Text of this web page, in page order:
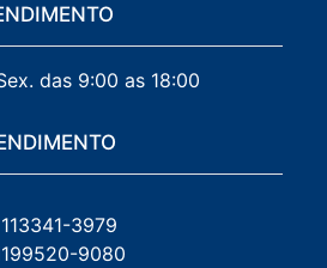
das 9:00 as 18:00
113341-3979
9080